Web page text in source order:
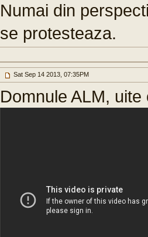
Numai din
se protesteaza.
Sat Sep 14 2013, 07:35PM
Domnule ALM,